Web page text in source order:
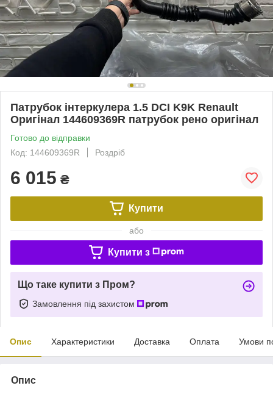
Патрубок інтеркулера 1.5 DCI K9K Renault
Оригінал 144609369R патрубок рено оригінал
Готово до відправки
Код: 144609369R
Роздріб
6 015 ₴
Купити
або
Купити з
Що таке купити з Пром?
Замовлення під захистом
Опис Характеристики Доставка Оплата Умови
Опис